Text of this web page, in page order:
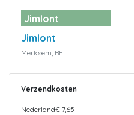
Jimlont
Jimlont
Merksem, BE
Verzendkosten
Nederland€ 7,65